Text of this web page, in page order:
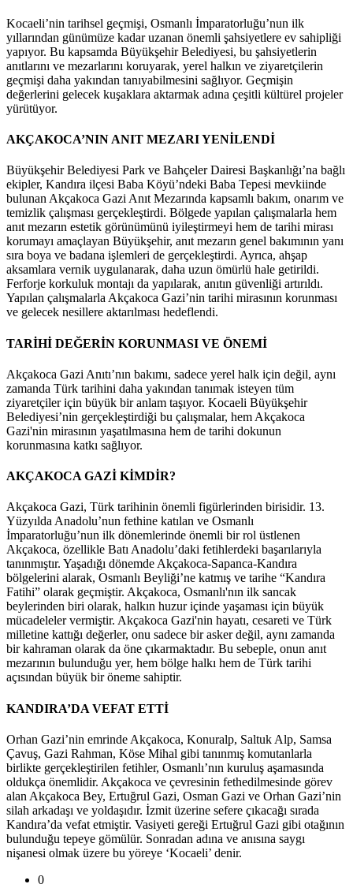
Kocaeli’nin tarihsel geçmişi, Osmanlı İmparatorluğu’nun ilk
yıllarından günümüze kadar uzanan önemli şahsiyetlere ev sahipliği
yapıyor. Bu kapsamda Büyükşehir Belediyesi, bu şahsiyetlerin
anıtlarını ve mezarlarını koruyarak, yerel halkın ve ziyaretçilerin
geçmişi daha yakından tanıyabilmesini sağlıyor. Geçmişin
değerlerini gelecek kuşaklara aktarmak adına çeşitli kültürel projeler
yürütüyor.
AKÇAKOCA’NIN ANIT MEZARI YENİLENDİ
Büyükşehir Belediyesi Park ve Bahçeler Dairesi Başkanlığı’na bağlı
ekipler, Kandıra ilçesi Baba Köyü’ndeki Baba Tepesi mevkiinde
bulunan Akçakoca Gazi Anıt Mezarında kapsamlı bakım, onarım ve
temizlik çalışması gerçekleştirdi. Bölgede yapılan çalışmalarla hem
anıt mezarın estetik görünümünü iyileştirmeyi hem de tarihi mirası
korumayı amaçlayan Büyükşehir, anıt mezarın genel bakımının yanı
sıra boya ve badana işlemleri de gerçekleştirdi. Ayrıca, ahşap
aksamlara vernik uygulanarak, daha uzun ömürlü hale getirildi.
Ferforje korkuluk montajı da yapılarak, anıtın güvenliği artırıldı.
Yapılan çalışmalarla Akçakoca Gazi’nin tarihi mirasının korunması
ve gelecek nesillere aktarılması hedeflendi.
TARİHİ DEĞERİN KORUNMASI VE ÖNEMİ
Akçakoca Gazi Anıtı’nın bakımı, sadece yerel halk için değil, aynı
zamanda Türk tarihini daha yakından tanımak isteyen tüm
ziyaretçiler için büyük bir anlam taşıyor. Kocaeli Büyükşehir
Belediyesi’nin gerçekleştirdiği bu çalışmalar, hem Akçakoca
Gazi'nin mirasının yaşatılmasına hem de tarihi dokunun
korunmasına katkı sağlıyor.
AKÇAKOCA GAZİ KİMDİR?
Akçakoca Gazi, Türk tarihinin önemli figürlerinden birisidir. 13.
Yüzyılda Anadolu’nun fethine katılan ve Osmanlı
İmparatorluğu’nun ilk dönemlerinde önemli bir rol üstlenen
Akçakoca, özellikle Batı Anadolu’daki fetihlerdeki başarılarıyla
tanınmıştır. Yaşadığı dönemde Akçakoca-Sapanca-Kandıra
bölgelerini alarak, Osmanlı Beyliği’ne katmış ve tarihe “Kandıra
Fatihi” olarak geçmiştir. Akçakoca, Osmanlı'nın ilk sancak
beylerinden biri olarak, halkın huzur içinde yaşaması için büyük
mücadeleler vermiştir. Akçakoca Gazi'nin hayatı, cesareti ve Türk
milletine kattığı değerler, onu sadece bir asker değil, aynı zamanda
bir kahraman olarak da öne çıkarmaktadır. Bu sebeple, onun anıt
mezarının bulunduğu yer, hem bölge halkı hem de Türk tarihi
açısından büyük bir öneme sahiptir.
KANDIRA’DA VEFAT ETTİ
Orhan Gazi’nin emrinde Akçakoca, Konuralp, Saltuk Alp, Samsa
Çavuş, Gazi Rahman, Köse Mihal gibi tanınmış komutanlarla
birlikte gerçekleştirilen fetihler, Osmanlı’nın kuruluş aşamasında
oldukça önemlidir. Akçakoca ve çevresinin fethedilmesinde görev
alan Akçakoca Bey, Ertuğrul Gazi, Osman Gazi ve Orhan Gazi’nin
silah arkadaşı ve yoldaşıdır. İzmit üzerine sefere çıkacağı sırada
Kandıra’da vefat etmiştir. Vasiyeti gereği Ertuğrul Gazi gibi otağının
bulunduğu tepeye gömülür. Sonradan adına ve anısına saygı
nişanesi olmak üzere bu yöreye ‘Kocaeli’ denir.
0